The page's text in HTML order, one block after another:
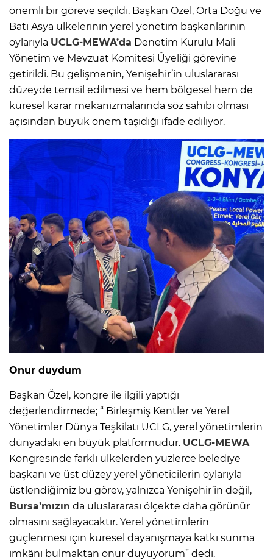
önemli bir göreve seçildi. Başkan Özel, Orta Doğu ve
Batı Asya ülkelerinin yerel yönetim başkanlarının
oylarıyla UCLG-MEWA’da Denetim Kurulu Mali
Yönetim ve Mevzuat Komitesi Üyeliği görevine
getirildi. Bu gelişmenin, Yenişehir’in uluslararası
düzeyde temsil edilmesi ve hem bölgesel hem de
küresel karar mekanizmalarında söz sahibi olması
açısından büyük önem taşıdığı ifade ediliyor.
Onur duydum
Başkan Özel, kongre ile ilgili yaptığı
değerlendirmede; “ Birleşmiş Kentler ve Yerel
Yönetimler Dünya Teşkilatı UCLG, yerel yönetimlerin
dünyadaki en büyük platformudur. UCLG-MEWA
Kongresinde farklı ülkelerden yüzlerce belediye
başkanı ve üst düzey yerel yöneticilerin oylarıyla
üstlendiğimiz bu görev, yalnızca Yenişehir’in değil,
Bursa’mızın da uluslararası ölçekte daha görünür
olmasını sağlayacaktır. Yerel yönetimlerin
güçlenmesi için küresel dayanışmaya katkı sunma
imkânı bulmaktan onur duyuyorum” dedi.